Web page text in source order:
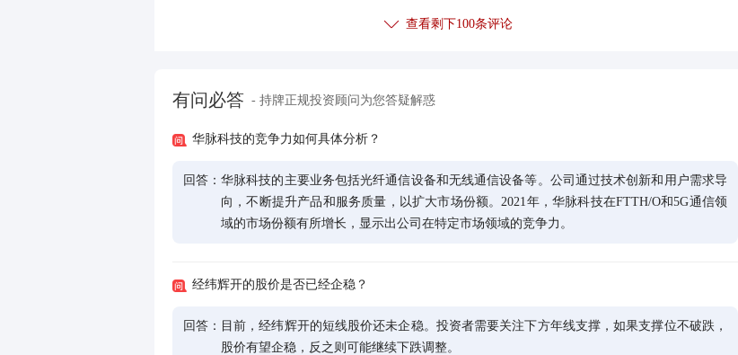
查看剩下100条评论
有问必答 - 持牌正规投资顾问为您答疑解惑
华脉科技的竞争力如何具体分析？
回答： 华脉科技的主要业务包括光纤通信设备和无线通信设备等。公司通过技术创新和用户需求导
向，不断提升产品和服务质量，以扩大市场份额。2021年，华脉科技在FTTH/O和5G通信领
域的市场份额有所增长，显示出公司在特定市场领域的竞争力。
经纬辉开的股价是否已经企稳？
回答： 目前，经纬辉开的短线股价还未企稳。投资者需要关注下方年线支撑，如果支撑位不破跌，
股价有望企稳，反之则可能继续下跌调整。